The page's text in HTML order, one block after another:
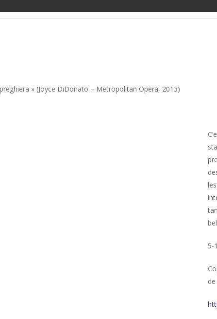
» (Joyce DiDonato – Metropolitan Opera, 2013)
5-